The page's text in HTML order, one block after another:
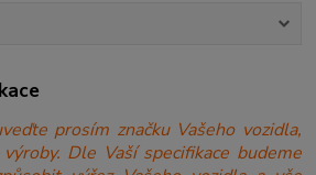
prosím značku Vašeho vozidla,
Dle Vaší specifikace budeme